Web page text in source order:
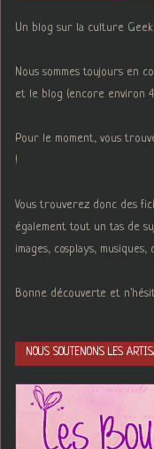
Un blog sur la culture
Nous sommes toujours en
et le blog (encore environ
Pour le moment, vous
!
Vous trouverez donc des
également tout un tas de
images, cosplays, musiques,
Bonne découverte et
NOUS SOUTENONS LES